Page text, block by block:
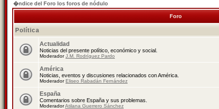
�ndice del Foro los foros de nódulo
Foro
Política
Actualidad
Noticias del presente político, económico y social.
ModeradorJ.M. Rodríguez Pardo
América
Noticias, eventos y discusiones relacionados con América.
ModeradorEliseo Rabadán Fernández
España
Comentarios sobre España y sus problemas.
ModeradorAtilana Guerrero Sánchez